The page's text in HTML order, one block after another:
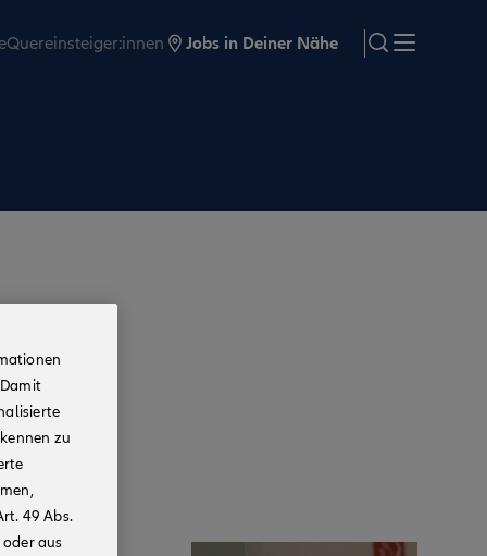
Quereinsteiger:innen Jobs in Deiner Nähe search
zu
49 Abs.
aus